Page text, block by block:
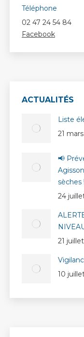
Téléphone
02 47 24 54 84
Facebook
ACTUALITÉS
Liste
21
📢
sèches !
24
21
10